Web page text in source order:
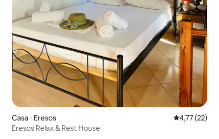
Casa ⋅ Eresos 4,77 de uma
4,77 (22)
Εresos Relax & Rest House